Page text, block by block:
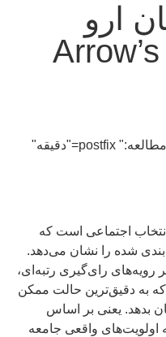
ارو
[rt_reading_time label="زمان مطالعه:" postfix="دقیقه"
اجتماعی است که
شده را نشان می‌دهد.
رای‌گیری رتبه‌ای،
که به دقیق‌ترین حالت ممکن
بدهد. یعنی بر اساس
اولویت‌های واقعی جامعه